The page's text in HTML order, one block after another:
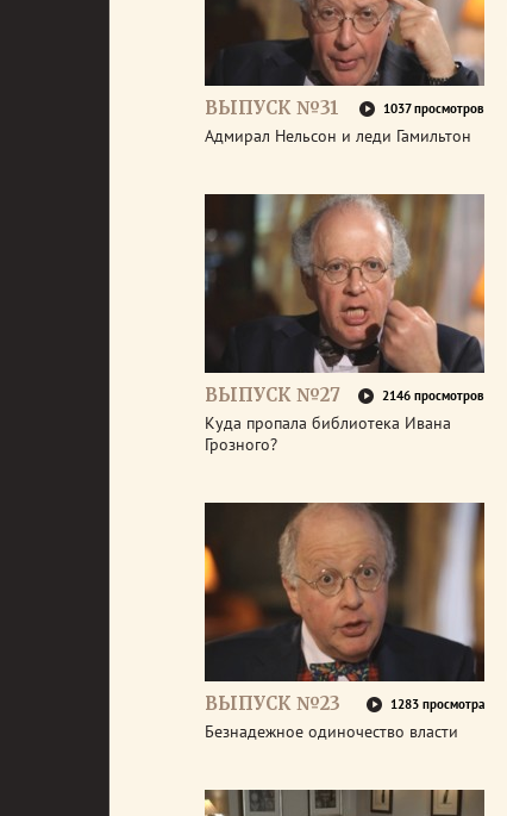
ВЫПУСК №31 1037 просмотров
Адмирал Нельсон и леди Гамильтон
ВЫПУСК №27 2146 просмотров
Куда пропала библиотека Ивана
Грозного?
ВЫПУСК №23 1283 просмотра
Безнадежное одиночество власти